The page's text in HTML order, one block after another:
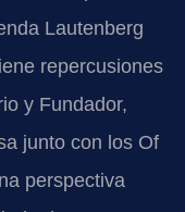
Lautenberg
repercusiones
y Fundador,
junto con los Of
perspectiva